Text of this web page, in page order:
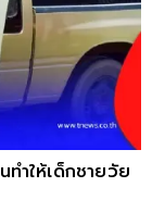
ำให้เด็กชายวัย